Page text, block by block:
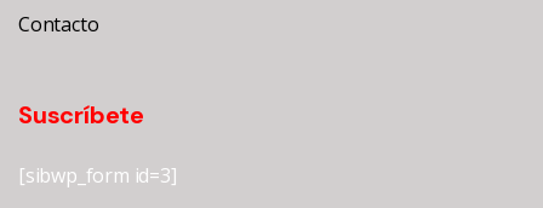
Contacto
Suscríbete
[sibwp_form id=3]